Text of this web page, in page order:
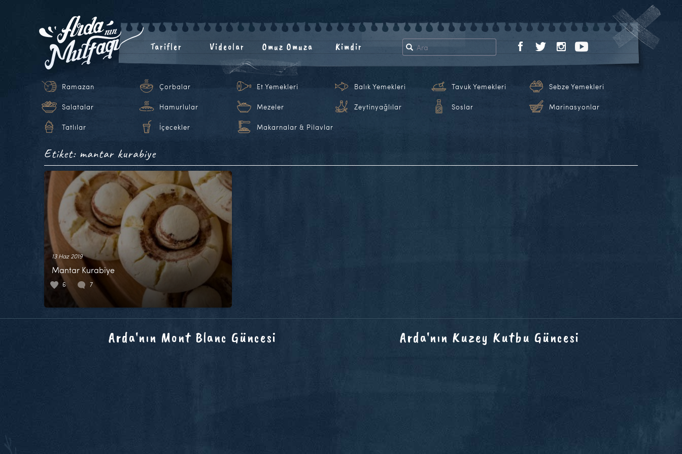
Tarifler Videolar Omuz Omuza Kimdir
Ramazan Çorbalar Et Yemekleri Balık Yemekleri Tavuk Yemekleri Sebze Yemekleri
Salatalar Hamurlular Mezeler Zeytinyağlılar Soslar Marinasyonlar
Tatlılar İçecekler Makarnalar & Pilavlar
Etiket: mantar kurabiye
13 Haz 2019
Mantar Kurabiye
6 7
Arda'nın Mont Blanc Güncesi Arda'nın Kuzey Kutbu Güncesi